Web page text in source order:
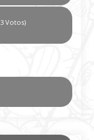
Votos)